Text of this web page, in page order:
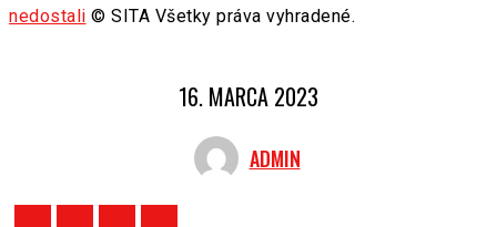
nedostali © SITA Všetky práva vyhradené.
16. MARCA 2023
ADMIN